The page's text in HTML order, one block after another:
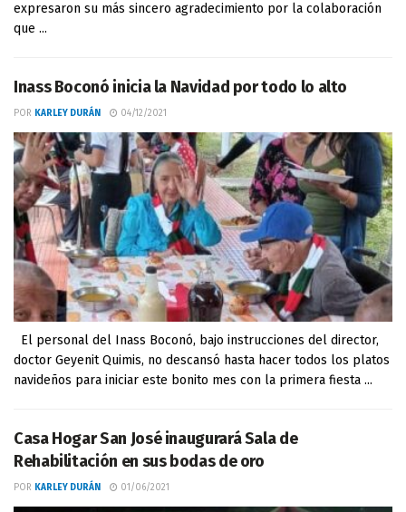
expresaron su más sincero agradecimiento por la colaboración
que ...
Inass Boconó inicia la Navidad por todo lo alto
POR KARLEY DURÁN 04/12/2021
El personal del Inass Boconó, bajo instrucciones del director,
doctor Geyenit Quimis, no descansó hasta hacer todos los platos
navideños para iniciar este bonito mes con la primera fiesta ...
Casa Hogar San José inaugurará Sala de
Rehabilitación en sus bodas de oro
POR KARLEY DURÁN 01/06/2021